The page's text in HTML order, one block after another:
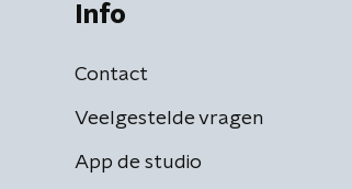
Info
Contact
Veelgestelde vragen
App de studio